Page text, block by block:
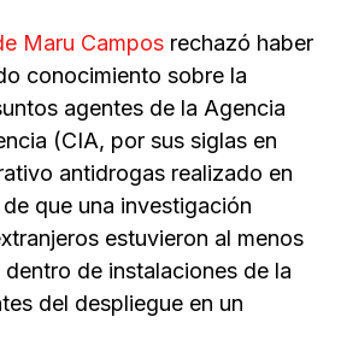
Maru Campos rechazó haber
conocimiento sobre la
agentes de la Agencia
(CIA, por sus siglas en
antidrogas realizado en
que una investigación
estuvieron al menos
de instalaciones de la
del despliegue en un